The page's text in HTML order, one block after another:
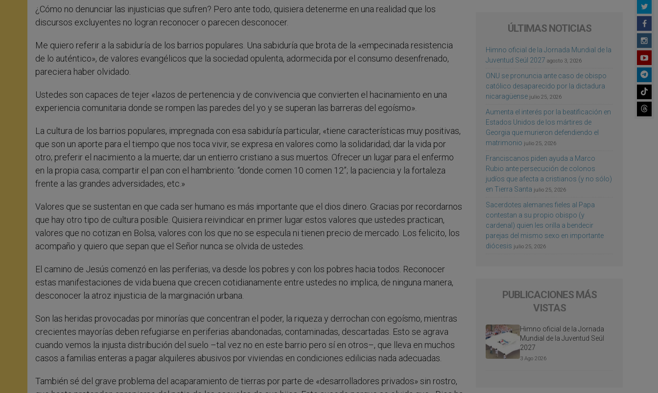
¿Cómo no denunciar las injusticias que sufren? Pero ante todo, quisiera detenerme en una realidad que los
discursos excluyentes no logran reconocer o parecen desconocer.
Me quiero referir a la sabiduría de los barrios populares. Una sabiduría que brota de la «empecinada resistencia
de lo auténtico», de valores evangélicos que la sociedad opulenta, adormecida por el consumo desenfrenado,
pareciera haber olvidado.
Ustedes son capaces de tejer «lazos de pertenencia y de convivencia que convierten el hacinamiento en una
experiencia comunitaria donde se rompen las paredes del yo y se superan las barreras del egoísmo».
La cultura de los barrios populares, impregnada con esa sabiduría particular, «tiene características muy positivas,
que son un aporte para el tiempo que nos toca vivir, se expresa en valores como la solidaridad; dar la vida por
otro; preferir el nacimiento a la muerte; dar un entierro cristiano a sus muertos. Ofrecer un lugar para el enfermo
en la propia casa; compartir el pan con el hambriento: “donde comen 10 comen 12”; la paciencia y la fortaleza
frente a las grandes adversidades, etc.»
Valores que se sustentan en que cada ser humano es más importante que el dios dinero. Gracias por recordarnos
que hay otro tipo de cultura posible. Quisiera reivindicar en primer lugar estos valores que ustedes practican,
valores que no cotizan en Bolsa, valores con los que no se especula ni tienen precio de mercado. Los felicito, los
acompaño y quiero que sepan que el Señor nunca se olvida de ustedes.
El camino de Jesús comenzó en las periferias, va desde los pobres y con los pobres hacia todos. Reconocer
estas manifestaciones de vida buena que crecen cotidianamente entre ustedes no implica, de ninguna manera,
desconocer la atroz injusticia de la marginación urbana.
Son las heridas provocadas por minorías que concentran el poder, la riqueza y derrochan con egoísmo, mientras
crecientes mayorías deben refugiarse en periferias abandonadas, contaminadas, descartadas. Esto se agrava
cuando vemos la injusta distribución del suelo –tal vez no en este barrio pero sí en otros–, que lleva en muchos
casos a familias enteras a pagar alquileres abusivos por viviendas en condiciones edilicias nada adecuadas.
También sé del grave problema del acaparamiento de tierras por parte de «desarrolladores privados» sin rostro,
ÚLTIMAS NOTICIAS
Himno oficial de la Jornada Mundial de la
Juventud Seúl 2027 agosto 3, 2026
ONU se pronuncia ante caso de obispo
católico desaparecido por la dictadura
nicaragüense julio 25, 2026
Aumenta el interés por la beatificación en
Estados Unidos de los mártires de
Georgia que murieron defendiendo el
matrimonio julio 25, 2026
Franciscanos piden ayuda a Marco
Rubio ante persecución de colonos
judíos que afecta a cristianos (y no sólo)
en Tierra Santa julio 25, 2026
Sacerdotes alemanes fieles al Papa
contestan a su propio obispo (y
cardenal) quien les orilla a bendecir
parejas del mismo sexo en importante
diócesis julio 25, 2026
PUBLICACIONES MÁS
VISTAS
Himno oficial de la Jornada
Mundial de la Juventud Seúl
2027
3 Ago 2026